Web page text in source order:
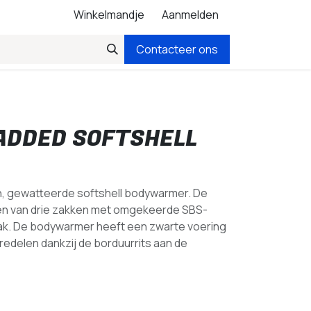
Winkelmandje Aanmelden
Contacteer ons
SOFTSHELL
gewatteerde softshell bodywarmer. De
van drie zakken met omgekeerde SBS-
De bodywarmer heeft een zwarte voering
dankzij de borduurrits aan de